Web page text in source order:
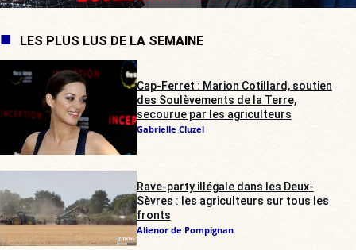
LES PLUS LUS DE LA SEMAINE
Cap-Ferret : Marion Cotillard, soutien
des Soulèvements de la Terre,
secourue par les agriculteurs
Gabrielle Cluzel
Rave-party illégale dans les Deux-
Sèvres : les agriculteurs sur tous les
fronts
Alienor de Pompignan